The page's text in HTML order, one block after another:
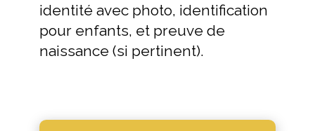
identité avec photo, identification
pour enfants, et preuve de
naissance (si pertinent).